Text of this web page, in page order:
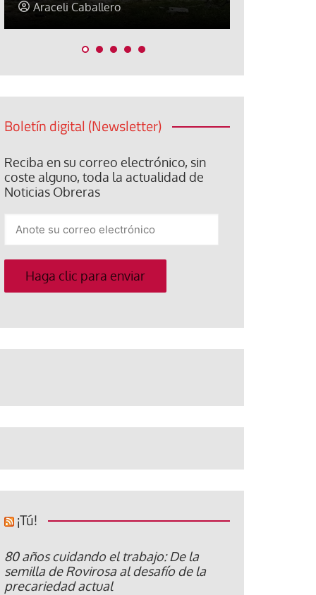
Jorge Hernández
Boletín digital (Newsletter)
Reciba en su correo electrónico, sin
coste alguno, toda la actualidad de
Noticias Obreras
su
correo
electrónico
Haga clic para enviar
¡Tú!
80 años cuidando el trabajo: De la
semilla de Rovirosa al desafío de la
precariedad actual